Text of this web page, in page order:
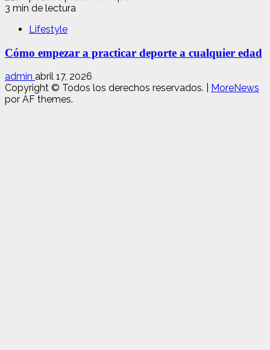
3 min de lectura
Lifestyle
Cómo empezar a practicar deporte a cualquier edad
admin abril 17, 2026
Copyright © Todos los derechos reservados.
MoreNews
por AF themes.